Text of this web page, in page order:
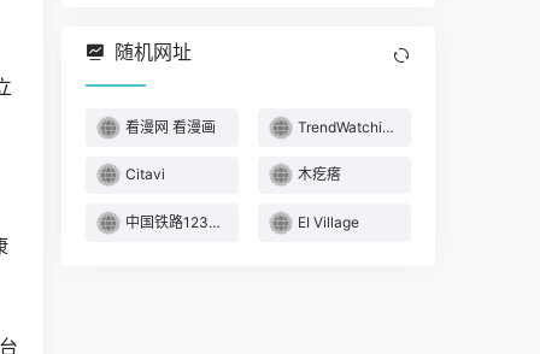
随机网址
看漫网 看漫画 TrendWatching
Citavi 木疙瘩
中国铁路12306 EI Village